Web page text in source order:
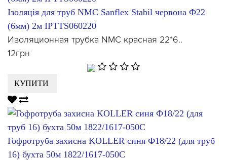
Ізоляція для труб NMC Sanflex Stabil червона Ф22
(6мм) 2м IPTTS060220
Изоляционная трубка NMC красная 22*6..
12грн
КУПИТИ
Гофротруба захисна KOLLER синя Ф18/22 (для труб
16) бухта 50м 1822/1617-050С